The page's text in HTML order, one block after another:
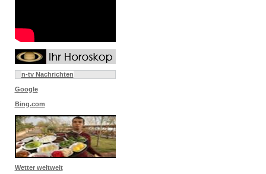
n-tv Nachrichten
Google
Bing.com
Wetter weltweit